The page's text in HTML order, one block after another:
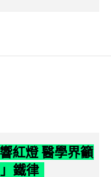
紅燈 醫學界籲
鐵律